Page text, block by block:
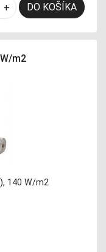
+ DO KOŠÍKA
m2
140 W/m2